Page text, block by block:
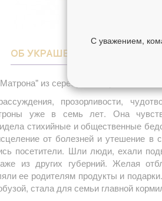
ОБ УКРАШЕНИИ
из серебра 925 пробы
прозорливости,
уже в семь лет. Она
стихийные и общественные
от болезней и утешение в
посетители. Шли люди, ехали
из других губерний. Желая
ее родителям продукты и
стала для семьи главной
С уважением,